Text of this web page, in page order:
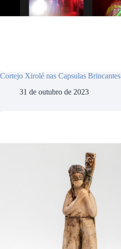
Cortejo Xirolé nas Capsulas Brincantes
31 de outubro de 2023